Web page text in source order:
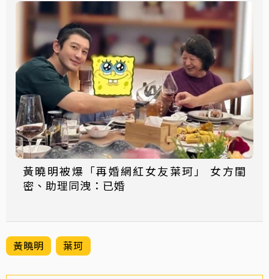
黃曉明被爆「再婚網紅女友葉珂」 女方閨
密、助理同洩：已婚
黃曉明 葉珂